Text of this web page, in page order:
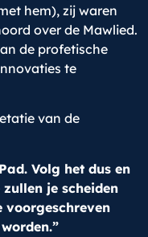
hem), zij waren
over de Mawlied.
de profetische
te
van de
Volg het dus en
zullen je scheiden